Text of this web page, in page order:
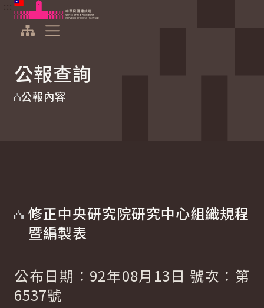
跳到主要內容
中華民國總統府
公報查詢
公報內容
修正中央研究院研究中心組織規程
暨編製表
公布日期：92年08月13日 號次：第
6537號